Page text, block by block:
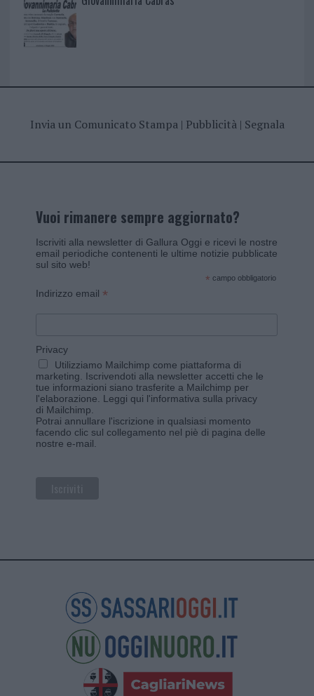
Invia un Comunicato Stampa| Pubblicità| Segnala
Vuoi rimanere sempre aggiornato?
Iscriviti alla newsletter di Gallura Oggi e ricevi le nostre
email periodiche contenenti le ultime notizie pubblicate
sul sito web!
* campo obbligatorio
Indirizzo email *
Privacy
Utilizziamo Mailchimp come piattaforma di
marketing. Iscrivendoti alla newsletter accetti che le
tue informazioni siano trasferite a Mailchimp per
l'elaborazione. Leggi qui l'informativa sulla privacy
di Mailchimp
Potrai annullare l'iscrizione in qualsiasi momento
facendo clic sul collegamento nel piè di pagina delle
nostre e-mail.